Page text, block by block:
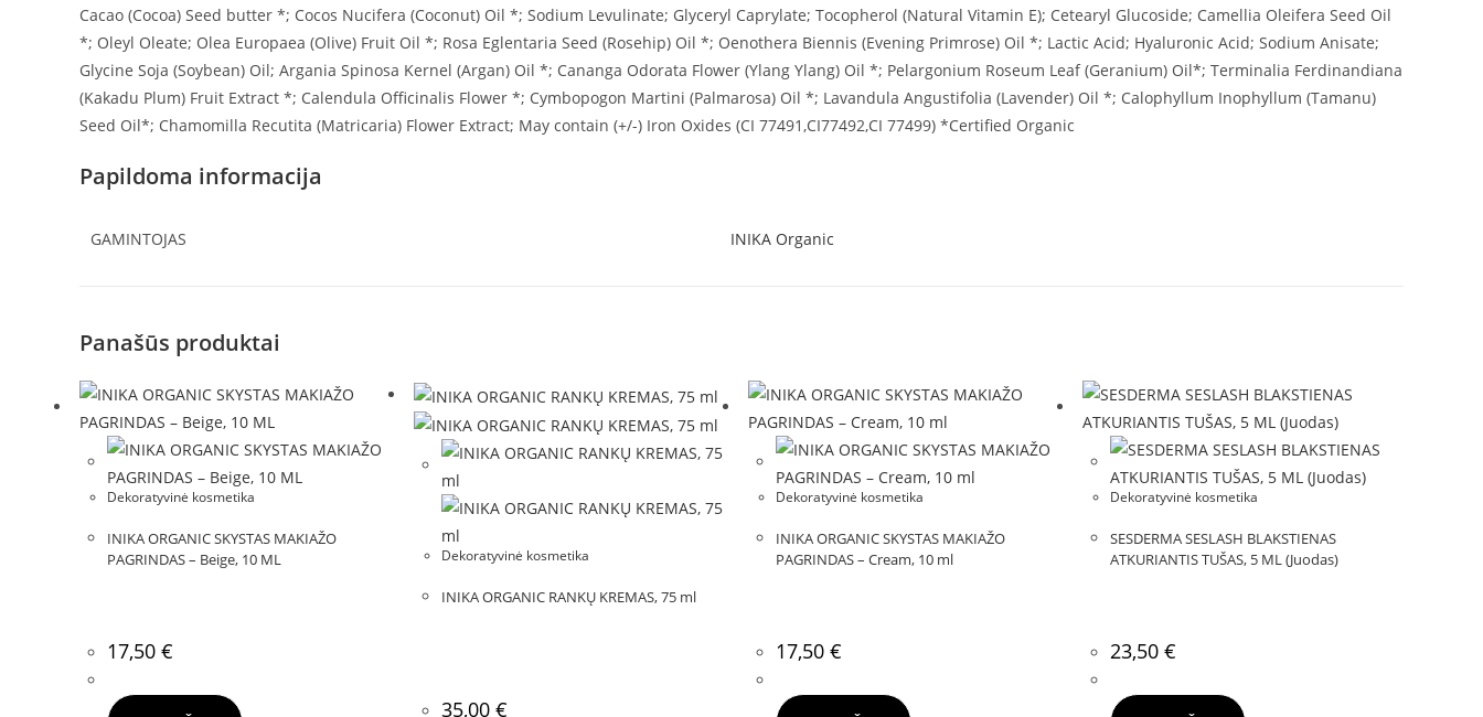
Cacao (Cocoa) Seed butter *; Cocos Nucifera (Coconut) Oil *; Sodium Levulinate; Glyceryl Caprylate; Tocopherol (Natural Vitamin E); Cetearyl Glucoside; Camellia Oleifera Seed Oil
*; Oleyl Oleate; Olea Europaea (Olive) Fruit Oil *; Rosa Eglentaria Seed (Rosehip) Oil *; Oenothera Biennis (Evening Primrose) Oil *; Lactic Acid; Hyaluronic Acid; Sodium Anisate;
Glycine Soja (Soybean) Oil; Argania Spinosa Kernel (Argan) Oil *; Cananga Odorata Flower (Ylang Ylang) Oil *; Pelargonium Roseum Leaf (Geranium) Oil*; Terminalia Ferdinandiana
(Kakadu Plum) Fruit Extract *; Calendula Officinalis Flower *; Cymbopogon Martini (Palmarosa) Oil *; Lavandula Angustifolia (Lavender) Oil *; Calophyllum Inophyllum (Tamanu)
Seed Oil*; Chamomilla Recutita (Matricaria) Flower Extract; May contain (+/-) Iron Oxides (CI 77491,CI77492,CI 77499) *Certified Organic
Papildoma informacija
GAMINTOJAS INIKA Organic
Panašūs produktai
Dekoratyvinė kosmetika
INIKA ORGANIC SKYSTAS MAKIAŽO
PAGRINDAS – Beige, 10 ML
17,50 €
Dekoratyvinė kosmetika
INIKA ORGANIC RANKŲ KREMAS, 75 ml
35,00€
Dekoratyvinė kosmetika
INIKA ORGANIC SKYSTAS MAKIAŽO
PAGRINDAS – Cream, 10 ml
17,50€
Dekoratyvinė kosmetika
SESDERMA SESLASH BLAKSTIENAS
ATKURIANTIS TUŠAS, 5 ML (Juodas)
23,50€